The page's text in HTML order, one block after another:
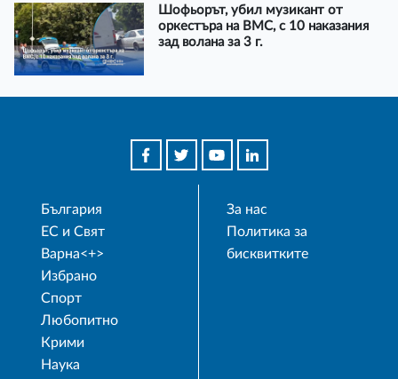
Шофьорът, убил музикант от
оркестъра на ВМС, с 10 наказания
зад волана за 3 г.
България
ЕС и Свят
Варна<+>
Избрано
Спорт
Любопитно
Крими
Наука
За нас
Политика за
бисквитките